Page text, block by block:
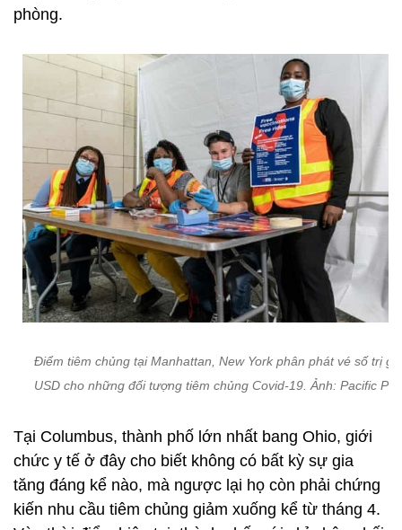
phòng.
Điểm tiêm chủng tại Manhattan, New York phân phát vé số trị
USD cho những đối tượng tiêm chủng Covid-19. Ảnh: Pacific
Tại Columbus, thành phố lớn nhất bang Ohio, giới
chức y tế ở đây cho biết không có bất kỳ sự gia
tăng đáng kể nào, mà ngược lại họ còn phải chứng
kiến nhu cầu tiêm chủng giảm xuống kể từ tháng 4.